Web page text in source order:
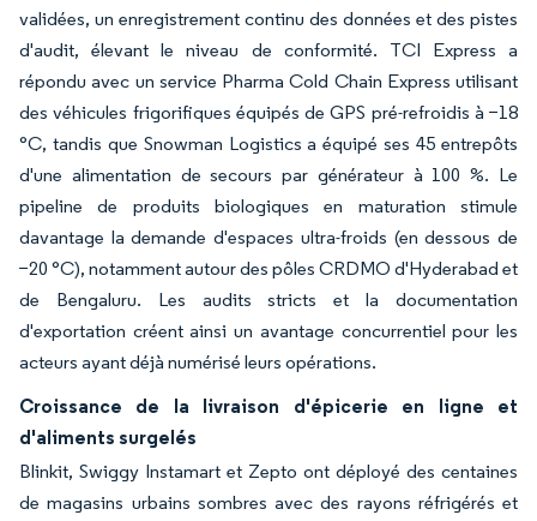
validées, un enregistrement continu des données et des pistes
d'audit, élevant le niveau de conformité. TCI Express a
répondu avec un service Pharma Cold Chain Express utilisant
des véhicules frigorifiques équipés de GPS pré-refroidis à −18
°C, tandis que Snowman Logistics a équipé ses 45 entrepôts
d'une alimentation de secours par générateur à 100 %. Le
pipeline de produits biologiques en maturation stimule
davantage la demande d'espaces ultra-froids (en dessous de
−20 °C), notamment autour des pôles CRDMO d'Hyderabad et
de Bengaluru. Les audits stricts et la documentation
d'exportation créent ainsi un avantage concurrentiel pour les
acteurs ayant déjà numérisé leurs opérations.
Croissance de la livraison d'épicerie en ligne et
d'aliments surgelés
Blinkit, Swiggy Instamart et Zepto ont déployé des centaines
de magasins urbains sombres avec des rayons réfrigérés et